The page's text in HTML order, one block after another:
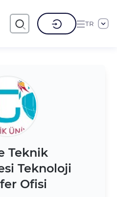
TR
Teknik
Teknoloji
Ofisi